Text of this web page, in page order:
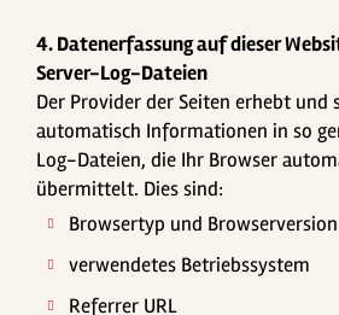
4. Datenerfassung auf dieser
Server-Log-Dateien
Der Provider der Seiten erhebt und
automatisch Informationen in so
Log-Dateien, die Ihr Browser
übermittelt. Dies sind:
Browsertyp und Browserversion
verwendetes Betriebssystem
Referrer URL